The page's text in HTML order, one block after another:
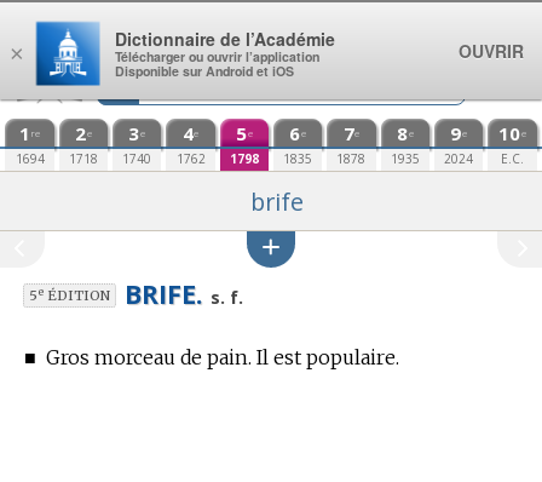
Aller au contenu
1 re
1694
2e
1718
3e
1740
4e
1762
5e
1798
6e
1835
7e
1878
8e
1935
9e
2024
10e
E.C.
brife
5eÉDITION BRIFE. s. f.
■ Gros morceau de pain. Il est populaire.
×
Dictionnaire de l’Académie
Télécharger ou ouvrir l’application
Disponible sur Android et iOS
OUVRIR